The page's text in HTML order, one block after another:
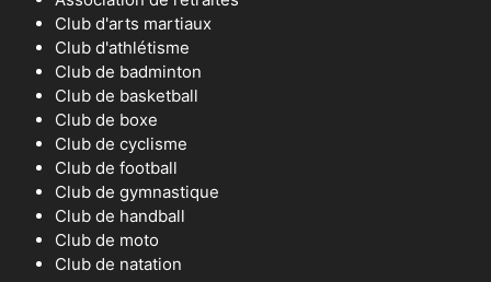
Club d'arts martiaux
Club d'athlétisme
Club de badminton
Club de basketball
Club de boxe
Club de cyclisme
Club de football
Club de gymnastique
Club de handball
Club de moto
Club de natation